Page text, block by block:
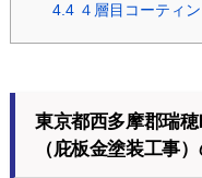
4.4４層目コーティ
東京都西多摩郡瑞
（庇板金塗装工事